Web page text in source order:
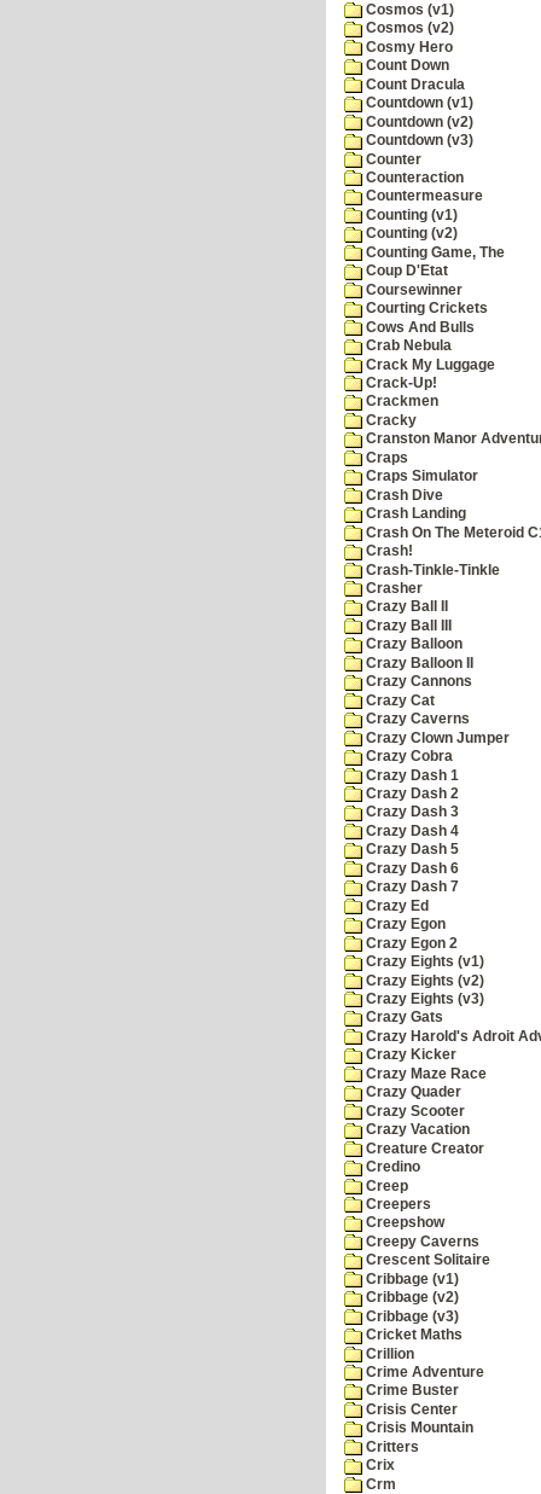
Cosmos (v1)
Cosmos (v2)
Cosmy Hero
Count Down
Count Dracula
Countdown (v1)
Countdown (v2)
Countdown (v3)
Counter
Counteraction
Countermeasure
Counting (v1)
Counting (v2)
Counting Game, The
Coup D'Etat
Coursewinner
Courting Crickets
Cows And Bulls
Crab Nebula
Crack My Luggage
Crack-Up!
Crackmen
Cracky
Cranston Manor
Craps
Craps Simulator
Crash Dive
Crash Landing
Crash On The Meteroid
Crash!
Crash-Tinkle-Tinkle
Crasher
Crazy Ball II
Crazy Ball III
Crazy Balloon
Crazy Balloon II
Crazy Cannons
Crazy Cat
Crazy Caverns
Crazy Clown Jumper
Crazy Cobra
Crazy Dash 1
Crazy Dash 2
Crazy Dash 3
Crazy Dash 4
Crazy Dash 5
Crazy Dash 6
Crazy Dash 7
Crazy Ed
Crazy Egon
Crazy Egon 2
Crazy Eights (v1)
Crazy Eights (v2)
Crazy Eights (v3)
Crazy Gats
Crazy Harold's Adroit
Crazy Kicker
Crazy Maze Race
Crazy Quader
Crazy Scooter
Crazy Vacation
Creature Creator
Credino
Creep
Creepers
Creepshow
Creepy Caverns
Crescent Solitaire
Cribbage (v1)
Cribbage (v2)
Cribbage (v3)
Cricket Maths
Crillion
Crime Adventure
Crime Buster
Crisis Center
Crisis Mountain
Critters
Crix
Crm